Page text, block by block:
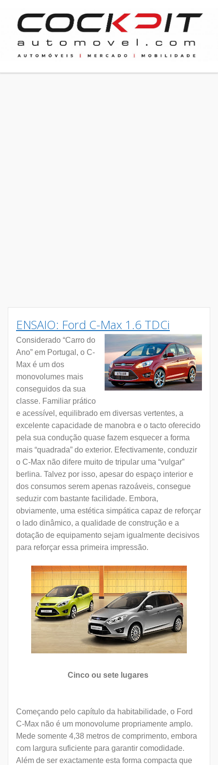
ENSAIO: Ford C-Max 1.6 TDCi
Considerado “Carro do
Ano” em Portugal, o C-
Max é um dos
monovolumes mais
conseguidos da sua
classe. Familiar prático
e acessível, equilibrado em diversas vertentes, a
excelente capacidade de manobra e o tacto oferecido
pela sua condução quase fazem esquecer a forma
mais “quadrada” do exterior. Efectivamente, conduzir
o C-Max não difere muito de tripular uma “vulgar”
berlina. Talvez por isso, apesar do espaço interior e
dos consumos serem apenas razoáveis, consegue
seduzir com bastante facilidade. Embora,
obviamente, uma estética simpática capaz de reforçar
o lado dinâmico, a qualidade de construção e a
dotação de equipamento sejam igualmente decisivos
para reforçar essa primeira impressão.
Cinco ou sete lugares
Começando pelo capítulo da habitabilidade, o Ford
C-Max não é um monovolume propriamente amplo.
Mede somente 4,38 metros de comprimento, embora
com largura suficiente para garantir comodidade.
Além de ser exactamente esta forma compacta que